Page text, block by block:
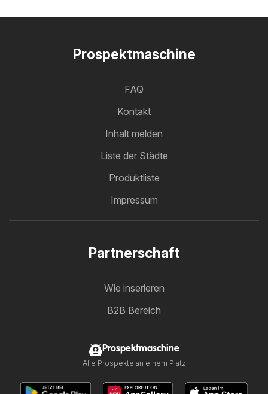
Prospektmaschine
FAQ
Kontakt
Inhalt melden
Liste der Städte
Produktliste
Impressum
Partnerschaft
Wie inserieren
B2B Bereich
Prospektmaschine
Alle Prospekte an einem Platz